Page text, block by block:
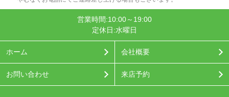
営業時間:10:00～19:00
定休日:水曜日
ホーム 会社概要
お問い合わせ 来店予約